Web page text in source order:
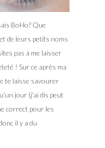
BoHo? Que
de leurs petits noms
pas à me laisser
! Sur ce après ma
te laisse savourer
jour (j’ai dis peut
correct pour les
il y a du